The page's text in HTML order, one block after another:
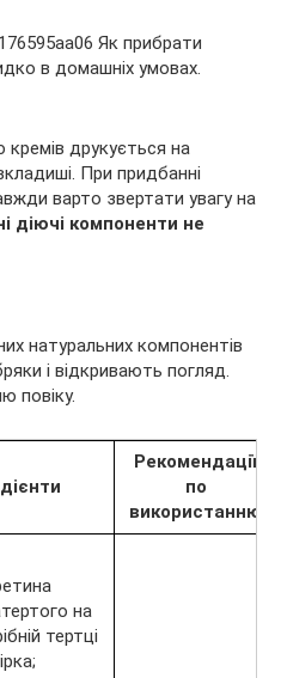
кремів друкується на
При придбанні
варто звертати увагу на
діючі компоненти не
натуральних компонентів
і відкривають погляд.
повіку.
Рекомендації
по
використанню
на
тертці